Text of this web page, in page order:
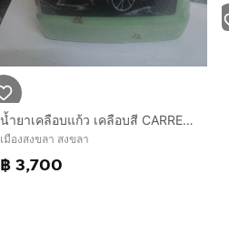
น้ำยาเคลือบแก้ว เคลือบสี CARRETEX ULTRA GLASS SHINE DARK COLOR 2 ลิตร Dark color
เมืองสงขลา สงขลา
฿ 3,700